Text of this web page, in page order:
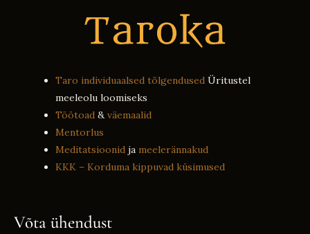
Taro individuaalsed tõlgendused Üritustel
meeleolu loomiseks
Töötoad &väemaalid
Mentorlus
Meditatsioonid ja meelerännakud
KKK – Korduma kippuvad küsimused
Võta ühendust